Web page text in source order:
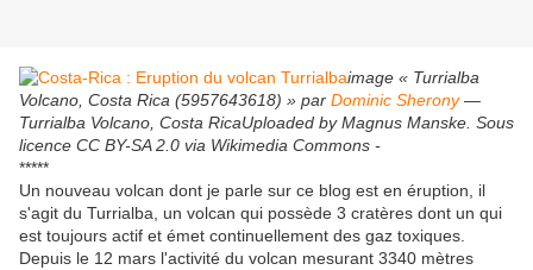
image « Turrialba
Volcano, Costa Rica (5957643618) » par Dominic Sherony—
Turrialba Volcano, Costa RicaUploaded by Magnus Manske. Sous
licence CC BY-SA 2.0 via Wikimedia Commons -
*****
Un nouveau volcan dont je parle sur ce blog est en éruption, il
s'agit du Turrialba, un volcan qui possède 3 cratères dont un qui
est toujours actif et émet continuellement des gaz toxiques.
Depuis le 12 mars l'activité du volcan mesurant 3340 mètres